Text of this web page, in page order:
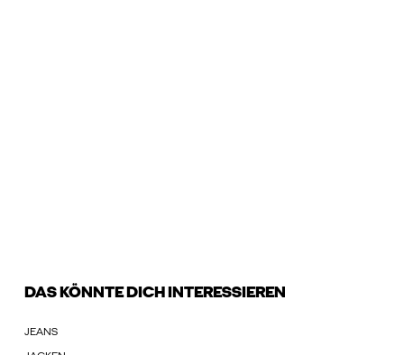
DAS KÖNNTE DICH INTERESSIEREN
JEANS